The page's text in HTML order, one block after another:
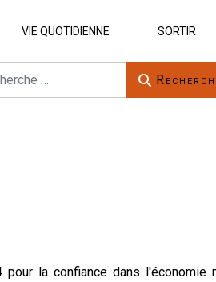
VIE QUOTIDIENNE SORTIR
la confiance dans